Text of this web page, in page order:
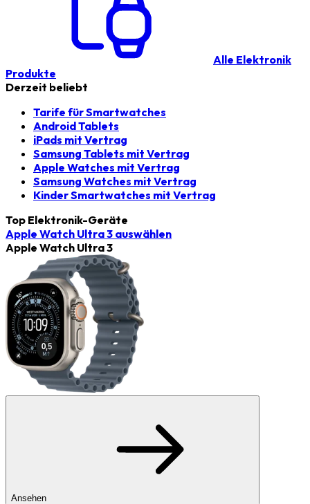
Alle Elektronik
Produkte
Derzeit beliebt
Tarife für Smartwatches
Android Tablets
iPads mit Vertrag
Samsung Tablets mit Vertrag
Apple Watches mit Vertrag
Samsung Watches mit Vertrag
Kinder Smartwatches mit Vertrag
Top Elektronik-Geräte
Apple Watch Ultra 3 auswählen
Apple Watch Ultra 3
Ansehen